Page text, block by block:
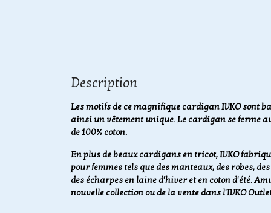
Description
Les motifs de ce magnifique cardigan IVKO sont
ainsi un vêtement unique. Le cardigan se ferme
de 100% coton.
En plus de beaux cardigans en tricot, IVKO
pour femmes tels que des manteaux, des robes,
des écharpes en laine d'hiver et en coton d'été.
nouvelle collection ou de la vente dans l'IVKO